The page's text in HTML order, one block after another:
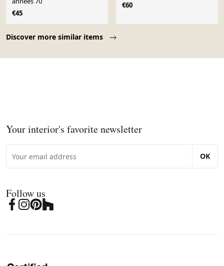
Discover more similar items
€45
€60
Your interior's favorite newsletter
OK
Follow us